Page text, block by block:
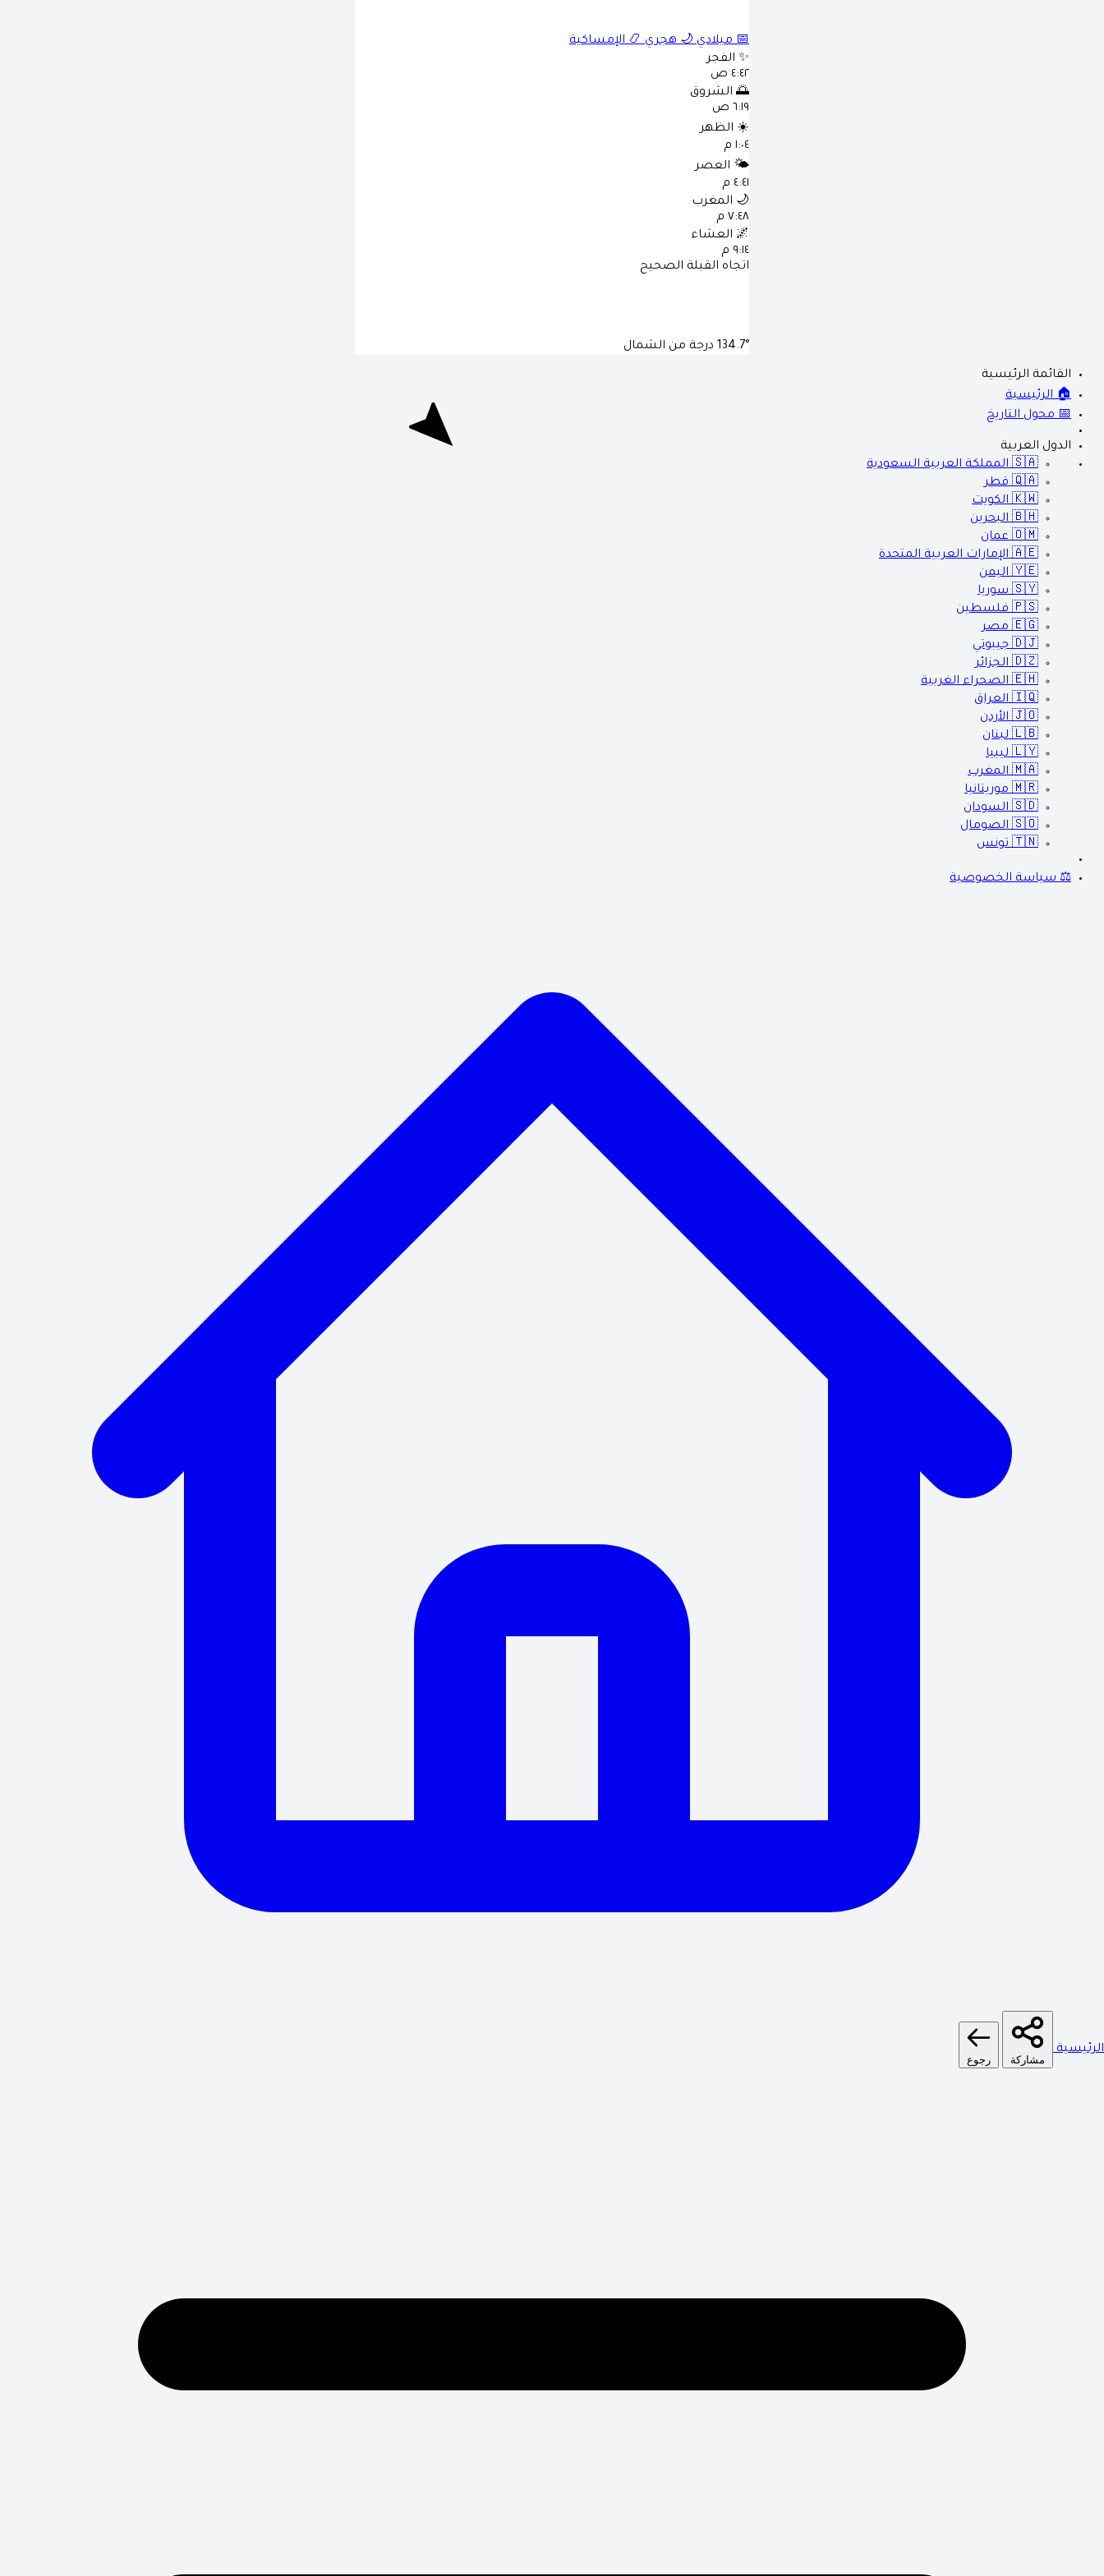
📅 ميلادي 🌙 هجري 📿 الإمساكية
✨ الفجر
٤:٤٢ ص
🌅 الشروق
٦:١٩ ص
☀️ الظهر
١:٠٤ م
🌤️ العصر
٤:٤١ م
🌙 المغرب
٧:٤٨ م
🌌 العشاء
٩:١٤ م
اتجاه القبلة الصحيح
134.7° درجة من الشمال
القائمة الرئيسية
🏠 الرئيسية
📅 محول التاريخ
الدول العربية
🇸🇦 المملكة العربية السعودية
🇶🇦 قطر
🇰🇼 الكويت
🇧🇭 البحرين
🇴🇲 عمان
🇦🇪 الإمارات العربية المتحدة
🇾🇪 اليمن
🇸🇾 سوريا
🇵🇸 فلسطين
🇪🇬 مصر
🇩🇯 جيبوتي
🇩🇿 الجزائر
🇪🇭 الصحراء الغربية
🇮🇶 العراق
🇯🇴 الأردن
🇱🇧 لبنان
🇱🇾 ليبيا
🇲🇦 المغرب
🇲🇷 موريتانيا
🇸🇩 السودان
🇸🇴 الصومال
🇹🇳 تونس
⚖️ سياسة الخصوصية
الرئيسية
مشاركة رجوع